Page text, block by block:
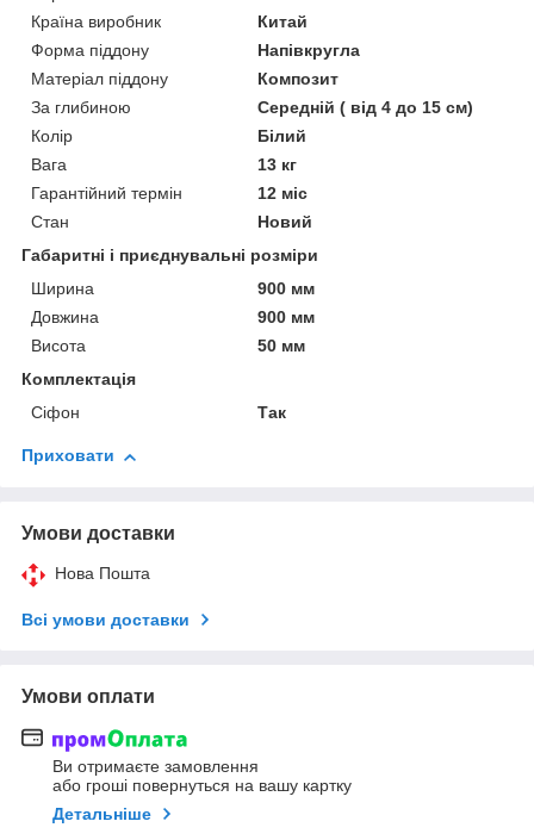
Країна виробник
Китай
Форма піддону
Напівкругла
Матеріал піддону
Композит
За глибиною
Середній ( від 4 до 15 см)
Колір
Білий
Вага
13 кг
Гарантійний термін
12 міс
Стан
Новий
Габаритні і приєднувальні розміри
Ширина
900 мм
Довжина
900 мм
Висота
50 мм
Комплектація
Сіфон
Так
Приховати
Умови доставки
Нова Пошта
Всі умови доставки
Умови оплати
Ви отримаєте замовлення
або гроші повернуться на вашу картку
Детальніше